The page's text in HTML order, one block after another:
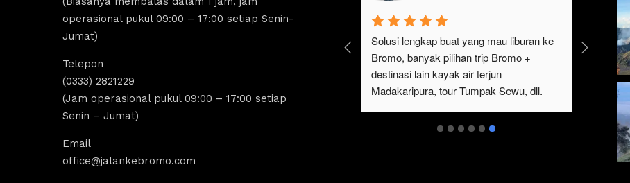
operasional pukul 09:00 – 17:00 setiap Senin-
Jumat)
Telepon
(0333) 2821229
(Jam operasional pukul 09:00 – 17:00 setiap
Senin – Jumat)
Email
office@jalankebromo.com
menyediakan sewa
Jeep malang.
aktivitas tour
dan trip bromo.
destinasi Air terjun
amazing banget
bromo, kita bisa melakukan tour bromo
Sunrise dan Sunset.Pokoknya sangat
Solusi lengkap buat yang mau liburan ke
Bromo, banyak pilihan trip Bromo +
destinasi lain kayak air terjun
Madakaripura, tour Tumpak Sewu, dll.